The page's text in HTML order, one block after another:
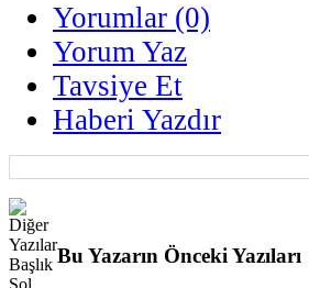
Yorumlar (0)
Yorum Yaz
Tavsiye Et
Haberi Yazdır
Bu Yazarın Önceki Yazıları